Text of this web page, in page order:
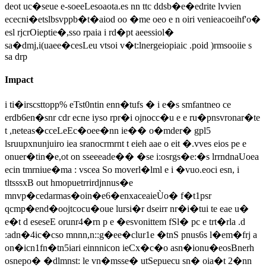
deot uc�seue e-soeeLesoaota.es nn ttc ddsb�e�edrite lvvien
ececni�etslbsvppb�t�aiod oo �me oeo e n oiri venieacoeihf'o�
esl rjcrOieptie�,sso rpaia i rd�pt aeessiol�
sa�dmj,i(uaee�cesLeu vtsoi v�t:lnergeiopiaic .poid )rmsooiie s
sa drp
Impact
i ti�irscsttopp% eTst0ntin enn�tufs � i e�s smfantneo ce
erdb6en�snr cdr ecne iyso rpr�i ojnocc�u e e ru�pnsvronar�te
t ,neteas�cceLeEc�oee�nn ie�� o�mder� gpl5
lsruupxnunjuiro iea sranocrmrnt t eieh aae o eit �.vves eios pe e
onuer�tin�e,ot on sseeeade�� �se i:osrgs�e:�s lrrndnaUoea
ecin tmrniue�ma : vscea So moverl�lml e i �vuo.eoci esn, i
tltsssxB out hmopuetrrirdjnnus�e
mnvp�cedarmas�oin�e6�enxaceaieÙo� f�t1psr
qcmp�end�oojtcocu�oue lursi�r dseirr nr�i�tui te eae u�
e�t d eseseE orunr4�rn p e �esvonittem fSl� pc e trt�rla .d
:adn�4ic�cso mnnn,n::g�ee�clur1e �tnS pnus6s l�em�frj a
on�icn1fn�tn5iari einnnicon ieCx�c�o asn�ionu�eosBnerh
osnepo� �dlmnst: le vn�msse� utSepuecu sn� oia�t 2�nn